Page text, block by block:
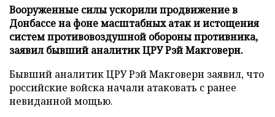
Вооруженные силы ускорили продвижение в
Донбассе на фоне масштабных атак и истощения
систем противовоздушной обороны противника,
заявил бывший аналитик ЦРУ Рэй Макговерн.
Бывший аналитик ЦРУ Рэй Макговерн заявил, что
российские войска начали атаковать с ранее
невиданной мощью.